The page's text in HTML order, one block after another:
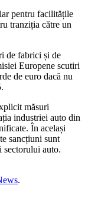
pentru facilitățile
tranziția către un
de fabrici și de
Europene scutiri
de euro dacă nu
măsuri
industriei auto din
În același
sancțiuni sunt
sectorului auto.
.